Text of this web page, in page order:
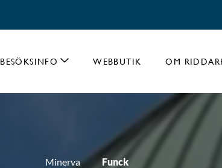
BESÖKSINFO WEBBUTIK OM
Minerva Funck